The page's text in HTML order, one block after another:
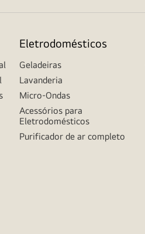
Eletrodomésticos
Geladeiras
Lavanderia
Micro-Ondas
Acessórios para
Eletrodomésticos
Purificador de ar completo